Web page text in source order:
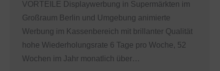
VORTEILE Displaywerbung in Supermärkten im
Großraum Berlin und Umgebung animierte
Werbung im Kassenbereich mit brillanter Qualität
hohe Wiederholungsrate 6 Tage pro Woche, 52
Wochen im Jahr monatlich über…